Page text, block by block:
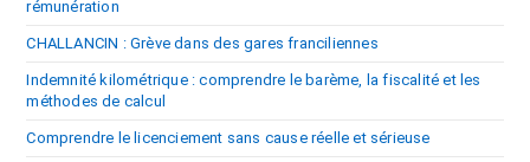
rémunération
CHALLANCIN : Grève dans des gares franciliennes
Indemnité kilométrique : comprendre le barème, la fiscalité et les
méthodes de calcul
Comprendre le licenciement sans cause réelle et sérieuse